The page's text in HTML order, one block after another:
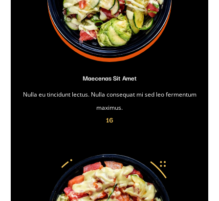
Maecenas Sit Amet
Nulla eu tincidunt lectus. Nulla consequat mi sed leo fermentum
maximus.
16